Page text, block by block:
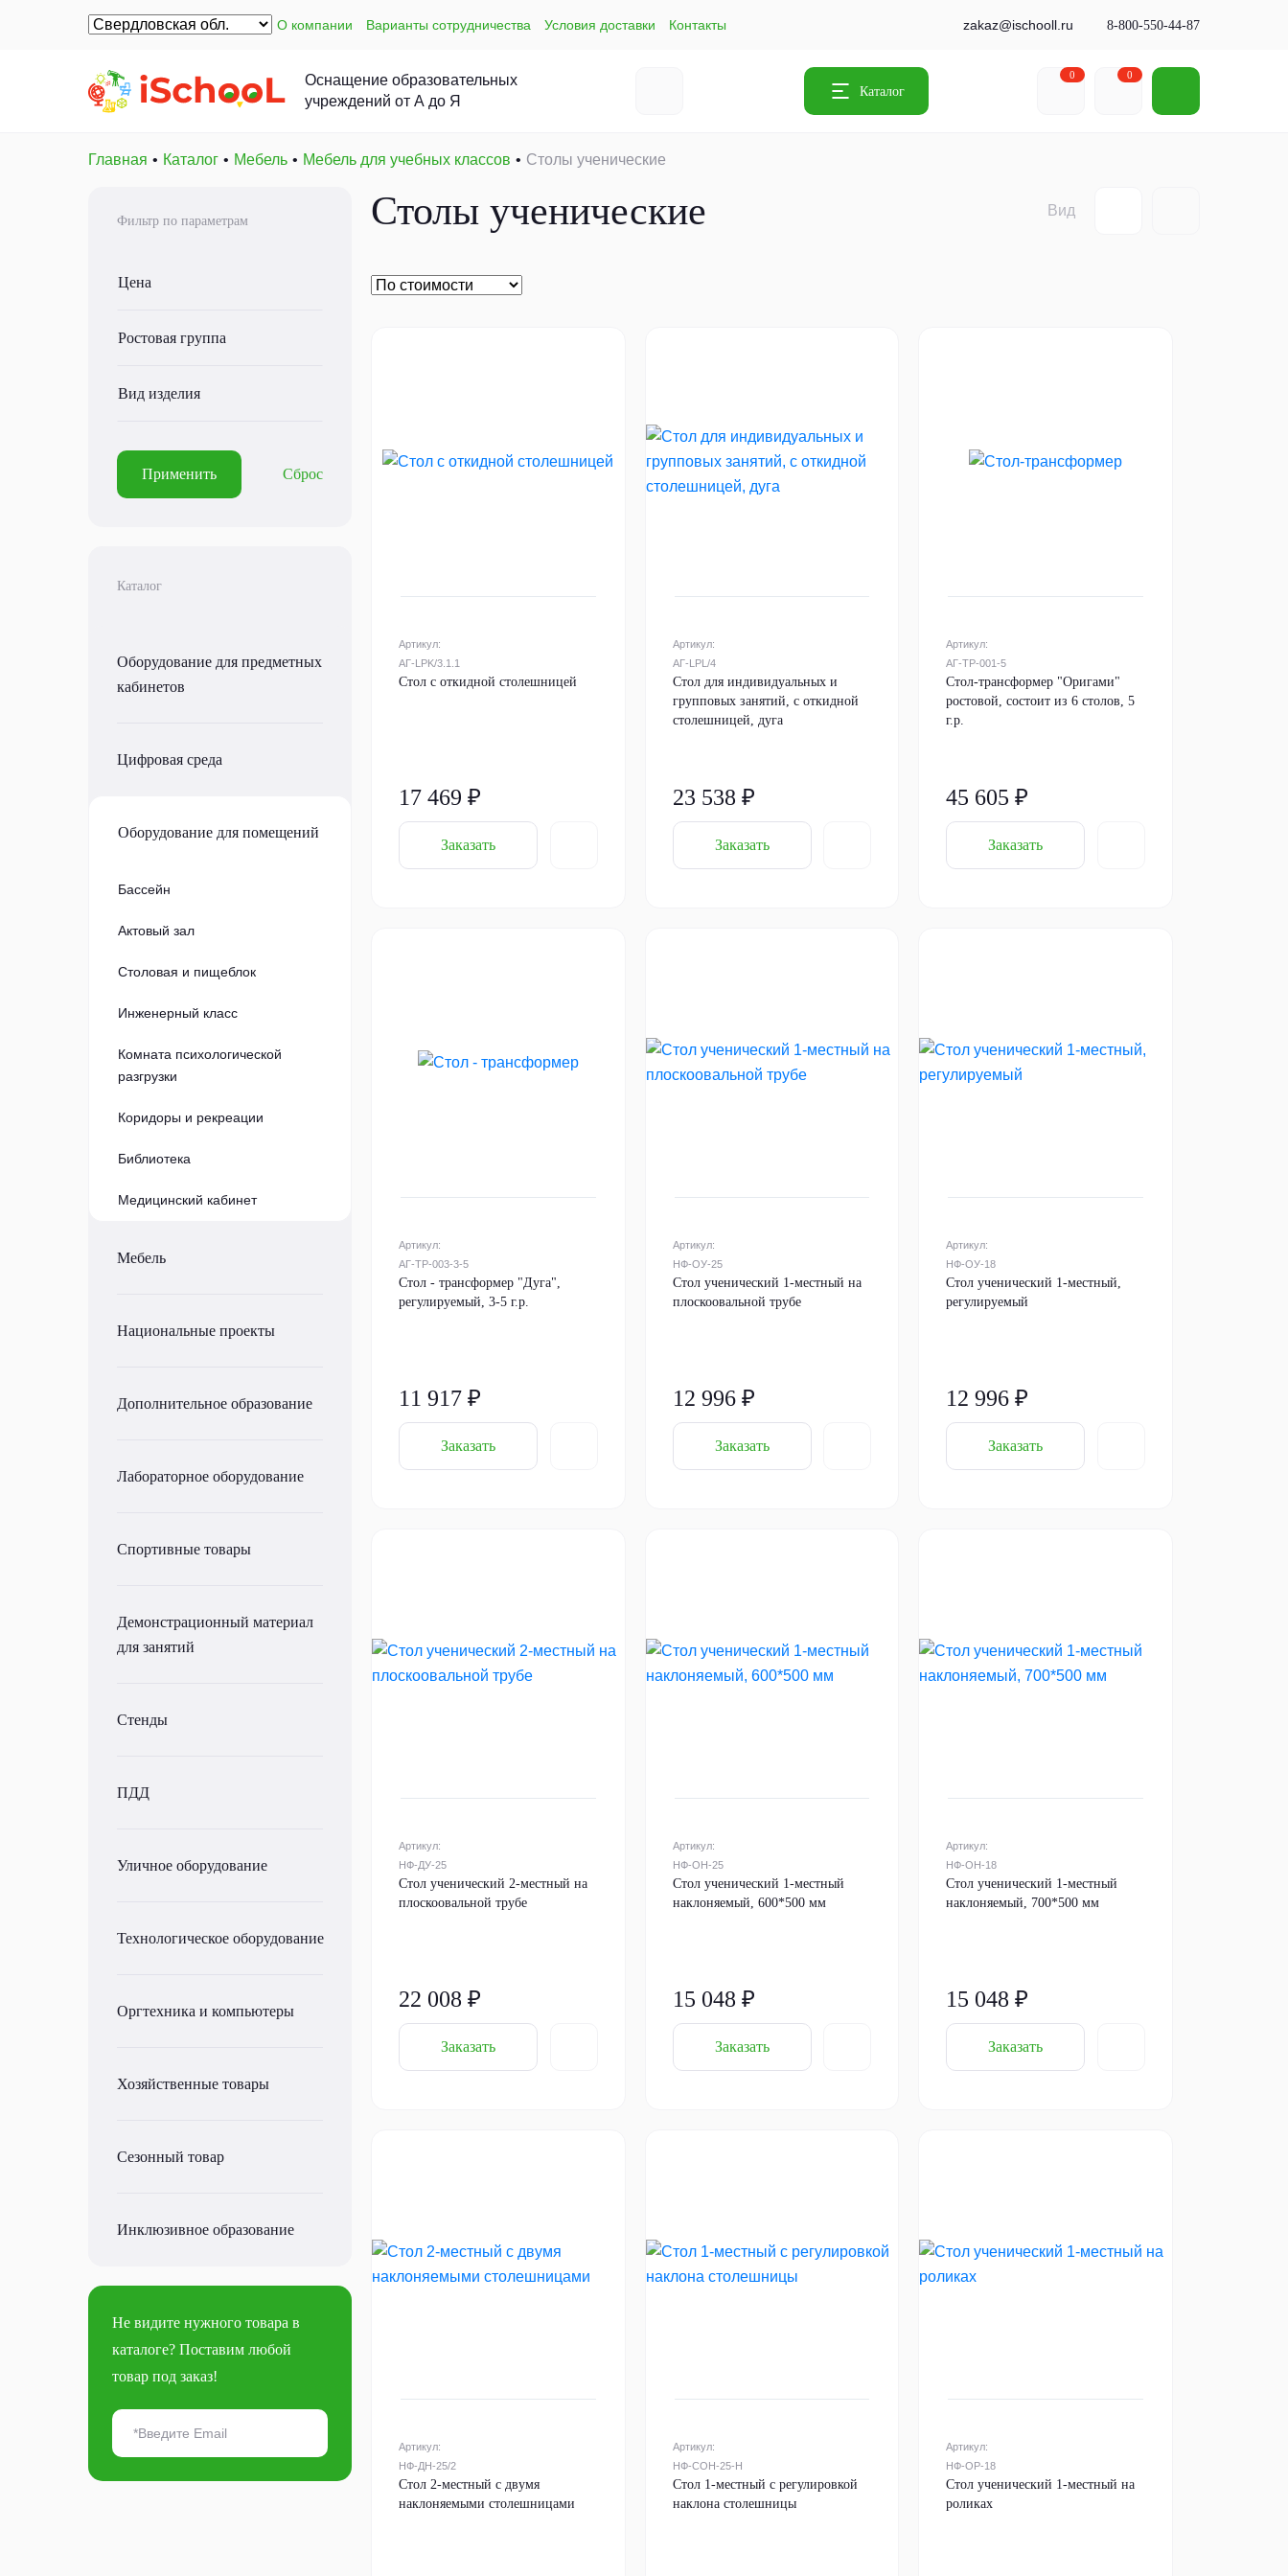
О компании Варианты сотрудничества Условия доставки Контакты zakaz@ischooll.ru 8-800-550-44-87
Оснащение образовательных
учреждений от А до Я
Каталог
0 0
Главная Каталог Мебель Мебель для учебных классов Столы ученические
Фильтр по параметрам
Цена
Ростовая группа
Вид изделия
Применить Сброс
Каталог
Оборудование для предметных
кабинетов
Цифровая среда
Оборудование для помещений
Бассейн
Актовый зал
Столовая и пищеблок
Инженерный класс
Комната психологической
разгрузки
Коридоры и рекреации
Библиотека
Медицинский кабинет
Мебель
Национальные проекты
Дополнительное образование
Лабораторное оборудование
Спортивные товары
Демонстрационный материал
для занятий
Стенды
ПДД
Уличное оборудование
Технологическое оборудование
Оргтехника и компьютеры
Хозяйственные товары
Сезонный товар
Инклюзивное образование
Не видите нужного товара в
каталоге? Поставим любой
товар под заказ!
Столы ученические Вид
Артикул:
АГ-LPK/3.1.1
Стол с откидной столешницей
17 469 ₽
Заказать
Артикул:
АГ-LPL/4
Стол для индивидуальных и
групповых занятий, с откидной
столешницей, дуга
23 538 ₽
Заказать
Артикул:
АГ-ТР-001-5
Стол-трансформер "Оригами"
ростовой, состоит из 6 столов, 5
г.р.
45 605 ₽
Заказать
Артикул:
АГ-ТР-003-3-5
Стол - трансформер "Дуга",
регулируемый, 3-5 г.р.
11 917 ₽
Заказать
Артикул:
НФ-ОУ-25
Стол ученический 1-местный на
плоскоовальной трубе
12 996 ₽
Заказать
Артикул:
НФ-ОУ-18
Стол ученический 1-местный,
регулируемый
12 996 ₽
Заказать
Артикул:
НФ-ДУ-25
Стол ученический 2-местный на
плоскоовальной трубе
22 008 ₽
Заказать
Артикул:
НФ-ОН-25
Стол ученический 1-местный
наклоняемый, 600*500 мм
15 048 ₽
Заказать
Артикул:
НФ-ОН-18
Стол ученический 1-местный
наклоняемый, 700*500 мм
15 048 ₽
Заказать
Артикул:
НФ-ДН-25/2
Стол 2-местный с двумя
наклоняемыми столешницами
Артикул:
НФ-СОН-25-Н
Стол 1-местный с регулировкой
наклона столешницы
Артикул:
НФ-ОР-18
Стол ученический 1-местный на
роликах